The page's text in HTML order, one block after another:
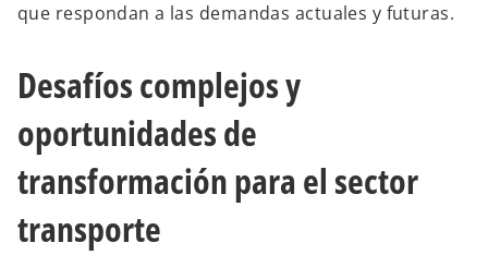
que respondan a las demandas actuales y futuras.
Desafíos complejos y
oportunidades de
transformación para el sector
transporte